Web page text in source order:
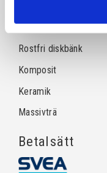
Natursten
Rostfri diskbänk
Komposit
Keramik
Massivträ
Betalsätt